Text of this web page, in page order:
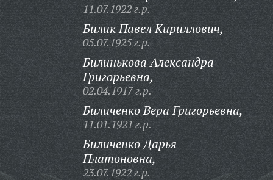
11.07.1922 г.р.
Билик Павел Кириллович,
05.07.1925 г.р.
Билинькова Александра
Григорьевна,
02.04.1917 г.р.
Биличенко Вера Григорьевна,
11.01.1921 г.р.
Биличенко Дарья
Платоновна,
23.07.1922 г.р.